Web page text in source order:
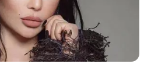
από τα καταστήματα
από την συντακτική ομάδα